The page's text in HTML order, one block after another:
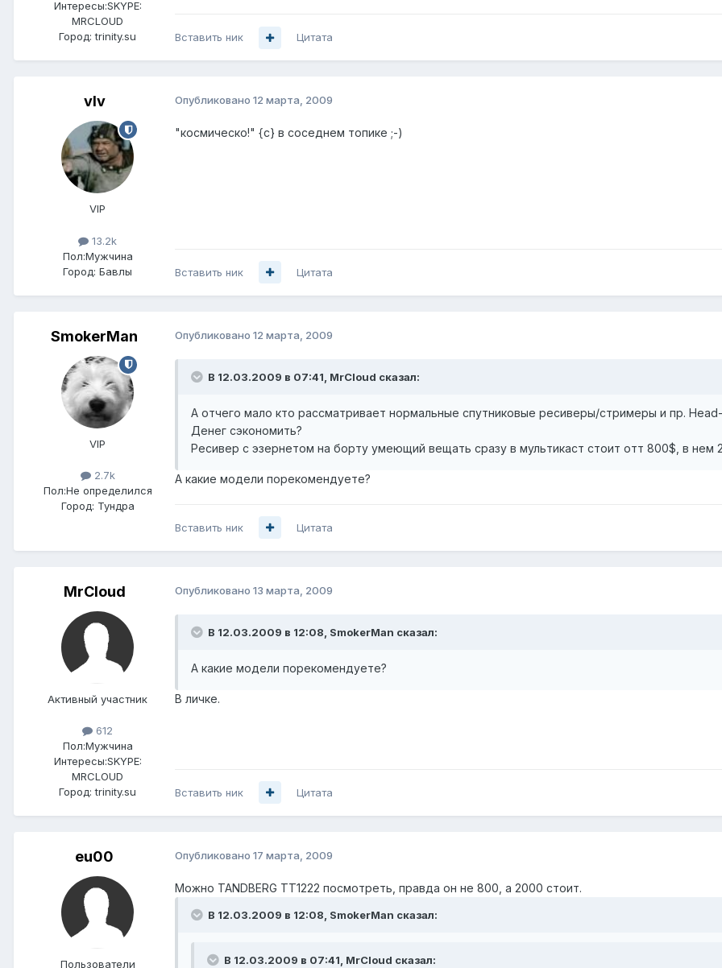
Интересы:SKYPE:
MRCLOUD
Город: trinity.su Вставить ник Цитата
vIv
VIP
13.2k
Пол:Мужчина
Город: Бавлы
Опубликовано 12 марта, 2009
"космическо!" {c} в соседнем топике ;-)
Вставить ник Цитата
SmokerMan
VIP
2.7k
Пол:Не определился
Город: Тундра
Опубликовано 12 марта, 2009
В 12.03.2009 в 07:41, MrCloud сказал:
А отчего мало кто рассматривает нормальные спутниковые ресиверы/стримеры и пр.
Денег сэкономить?
Ресивер с эзернетом на борту умеющий вещать сразу в мультикаст стоит отт 800$, в нем
А какие модели порекомендуете?
Вставить ник Цитата
MrCloud
Активный участник
612
Пол:Мужчина
Интересы:SKYPE:
MRCLOUD
Город: trinity.su
Опубликовано 13 марта, 2009
В 12.03.2009 в 12:08, SmokerMan сказал:
А какие модели порекомендуете?
В личке.
Вставить ник Цитата
eu00
Пользователи
Опубликовано 17 марта, 2009
Можно TANDBERG TT1222 посмотреть, правда он не 800, а 2000 стоит.
В 12.03.2009 в 12:08, SmokerMan сказал:
В 12.03.2009 в 07:41, MrCloud сказал: